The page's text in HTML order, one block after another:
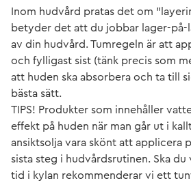
Inom hudvård pratas det om
betyder det att du jobbar lager-
av din hudvård. Tumregeln är att
och fylligast sist (tänk precis som
att huden ska absorbera och ta till
bästa sätt.
TIPS! Produkter som innehåller
effekt på huden när man går ut i
ansiktsolja vara skönt att applicera
sista steg i hudvårdsrutinen. Ska du
tid i kylan rekommenderar vi ett